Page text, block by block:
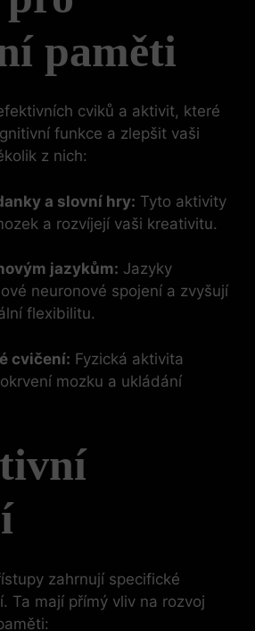
paměti
cviků a aktivit, které
funkce a zlepšit vaši
z nich:
a slovní hry: Tyto aktivity
a rozvíjejí vaši kreativitu.
jazykům: Jazyky
neuronové spojení a zvyšují
flexibilitu.
cvičení: Fyzická aktivita
mozku a ukládání
zahrnují specifické
Ta mají přímý vliv na rozvoj